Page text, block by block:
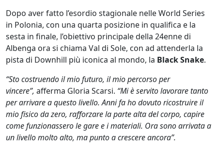
Dopo aver fatto l’esordio stagionale nelle World Series
in Polonia, con una quarta posizione in qualifica e la
sesta in finale, l’obiettivo principale della 24enne di
Albenga ora si chiama Val di Sole, con ad attenderla la
pista di Downhill più iconica al mondo, la Black Snake.
“Sto costruendo il mio futuro, il mio percorso per
vincere”, afferma Gloria Scarsi. “Mi è servito lavorare tanto
per arrivare a questo livello. Anni fa ho dovuto ricostruire il
mio fisico da zero, rafforzare la parte alta del corpo, capire
come funzionassero le gare e i materiali. Ora sono arrivata a
un livello molto alto, ma punto a crescere ancora”.